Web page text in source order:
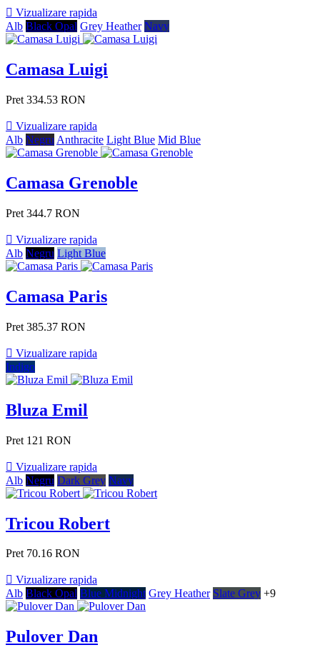
 Vizualizare rapida
Alb Black Opal Grey Heather Navy
Camasa Luigi
Pret 334.53 RON
 Vizualizare rapida
Alb Negru Anthracite Light Blue Mid Blue
Camasa Grenoble
Pret 344.7 RON
 Vizualizare rapida
Alb Negru Light Blue
Camasa Paris
Pret 385.37 RON
 Vizualizare rapida
Indigo
Bluza Emil
Pret 121 RON
 Vizualizare rapida
Alb Negru Dark Grey Navy
Tricou Robert
Pret 70.16 RON
 Vizualizare rapida
Alb Black Opal Blue Midnight Grey Heather Slate Grey +9
Pulover Dan